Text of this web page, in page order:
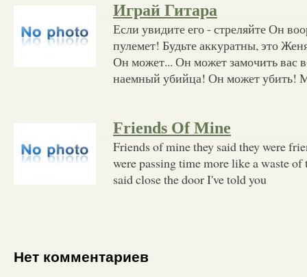
Играй Гитара
Если увидите его - стреляйте Он
пулемет! Будьте аккуратны, это
Он может... Он может замочить вас
наемный убийца! Он может убить!
Friends Of Mine
Friends of mine they said they were
were passing time more like a waste
said close the door I've told you
Нет комментариев